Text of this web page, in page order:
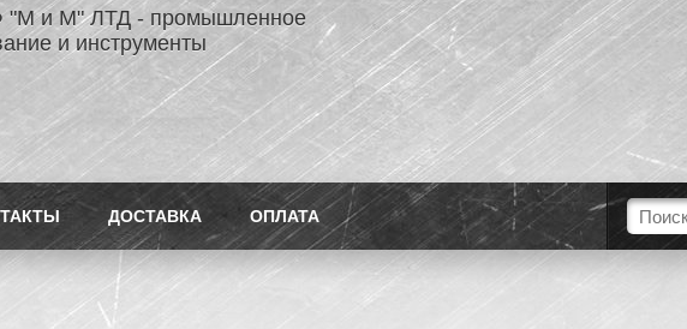
и М" ЛТД - промышленное
и инструменты
ДОСТАВКА ОПЛАТА